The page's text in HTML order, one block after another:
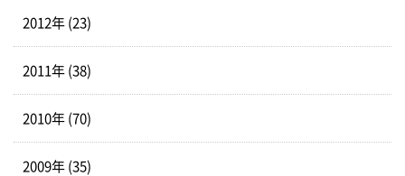
2012年 (23)
2011年 (38)
2010年 (70)
2009年 (35)